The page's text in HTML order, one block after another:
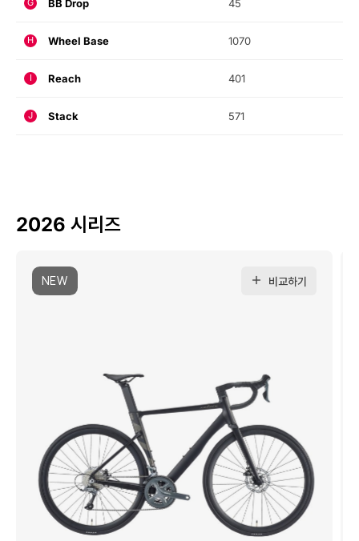
G BB Drop 45
H Wheel Base 1070
I Reach 401
J Stack 571
2026 시리즈
NEW 비교하기